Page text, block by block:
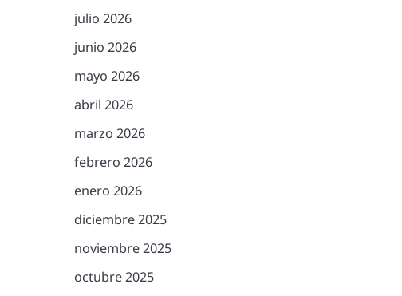
julio 2026
junio 2026
mayo 2026
abril 2026
marzo 2026
febrero 2026
enero 2026
diciembre 2025
noviembre 2025
octubre 2025